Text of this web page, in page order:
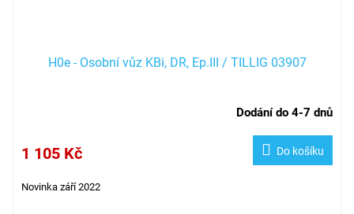
H0e - Osobní vůz KBi, DR, Ep.III / TILLIG 03907
Dodání do 4-7 dnů
1 105 Kč Do košíku
Novinka září 2022